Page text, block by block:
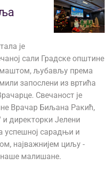
је
сали Градске општине
маштом, љубављу према
запослени из вртића
Свечаност је
Врачар Биљана Ракић,
директорки Јелени
успешној сарадњи и
најважнијем циљу -
малишане.